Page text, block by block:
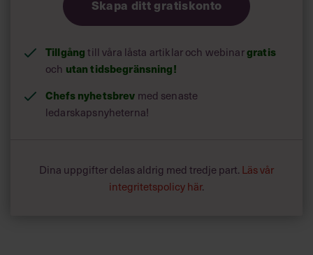
Skapa ditt gratiskonto
Tillgång till våra låsta artiklar och webinargratis
och utan tidsbegränsning!
Chefs nyhetsbrev med senaste
ledarskapsnyheterna!
Dina uppgifter delas aldrig med tredje part. Läs vår
integritetspolicy här.